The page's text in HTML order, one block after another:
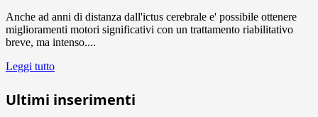
Anche ad anni di distanza dall'ictus cerebrale e' possibile ottenere
miglioramenti motori significativi con un trattamento riabilitativo
breve, ma intenso....
Leggi tutto
Ultimi inserimenti